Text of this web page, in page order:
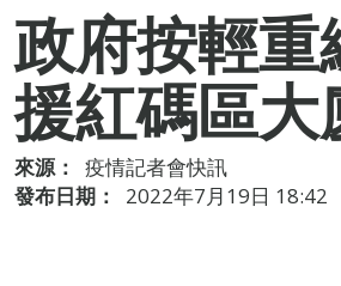
政府按輕重
援紅碼區大
來源：
疫情記者會快訊
發布日期：
2022年7月19日 18:42